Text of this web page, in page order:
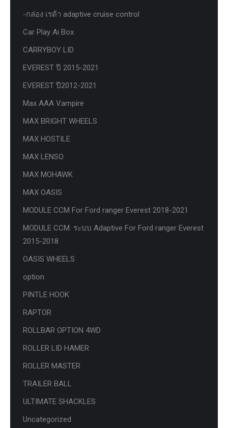
-กล่อง เรด้า adaptive cruise control
Car Play Ai Box
CARRYBOY LID
EVEREST ปี 2015-2021
EVEREST ปี2012-2021
Max AAA Vampire
MAX BRIGHT WHEELS
MAX HOSTILE
MAX LENSO
MAX MOHAWK
MAX OASIS
MODULE CCM For Ford ranger Everest 2018-2021
MODULE CCM. ระบบ Adaptive For Ford ranger Everest
2015-2018
OASIS WHEELS
option
PINTLE HOOK
RAPTOR
ROLLBAR OPTION 4WD
ROLLER LID HAMER
ROLLER MASTER
TRAILER BALL
ULTIMATE SHACKLES
Uncategorized